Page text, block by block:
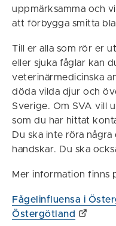
uppmärksamma och
att förbygga smitta
Till er alla som rör er
eller sjuka fåglar kan
veterinärmedicinska
döda vilda djur och
Sverige. Om SVA vill
som du har hittat
Du ska inte röra
handskar. Du ska
Mer information finns
Fågelinfluensa i
Östergötland